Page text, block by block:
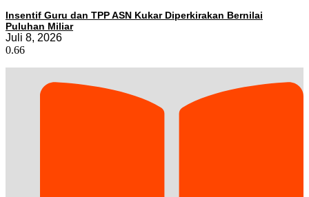
Insentif Guru dan TPP ASN Kukar Diperkirakan Bernilai
Puluhan Miliar
Juli 8, 2026